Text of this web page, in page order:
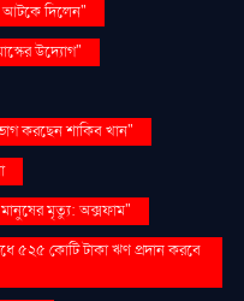
আটকে দিলেন"
উদ্যোগ"
করছেন শাকিব খান"
মানুষের মৃত্যু: অক্সফাম"
৫২৫ কোটি টাকা ঋণ প্রদান করবে